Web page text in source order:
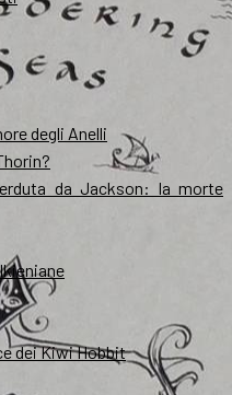
degli Anelli
da Jackson: la morte
dei Kiwi Hobbit